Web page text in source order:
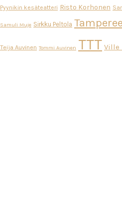
Pyynikin kesäteatteri Risto Korhonen
Samuli Muje Sirkku Peltola
Teija Auvinen Tommi Auvinen TTT Ville